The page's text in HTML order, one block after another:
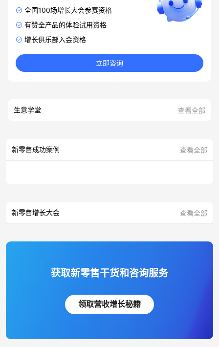
全国100场增长大会参赛资格
有赞全产品的体验试用资格
增长俱乐部入会资格
立即咨询
生意学堂 查看全部
新零售成功案例 查看全部
新零售增长大会 查看全部
获取新零售干货和咨询服务
领取营收增长秘籍